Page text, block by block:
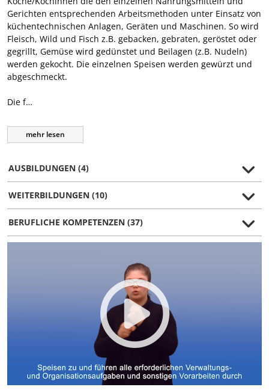
Gerichten entsprechenden Arbeitsmethoden unter Einsatz von
küchentechnischen Anlagen, Geräten und Maschinen. So wird
Fleisch, Wild und Fisch z.B. gebacken, gebraten, geröstet oder
gegrillt, Gemüse wird gedünstet und Beilagen (z.B. Nudeln)
werden gekocht. Die einzelnen Speisen werden gewürzt und
abgeschmeckt.
Die f…
mehr lesen
AUSBILDUNGEN (4)
WEITERBILDUNGEN (10)
BERUFLICHE KOMPETENZEN (37)